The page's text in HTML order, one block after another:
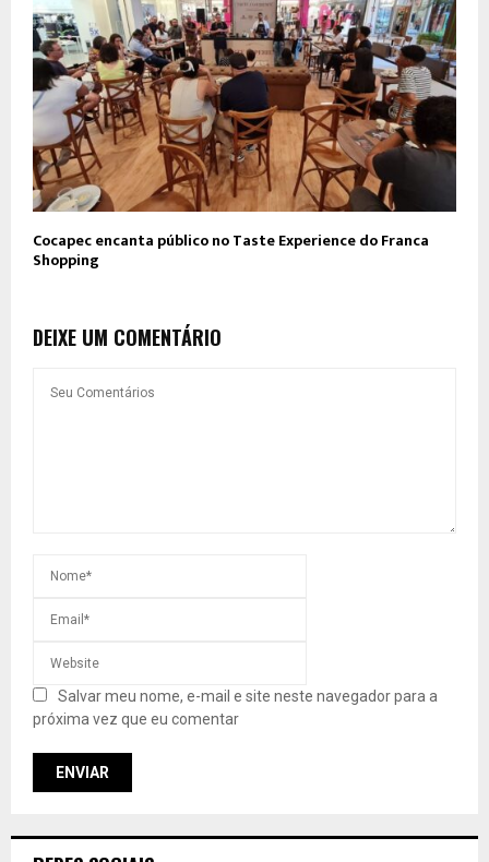
Cocapec encanta público no Taste Experience do Franca
Shopping
DEIXE UM COMENTÁRIO
Salvar meu nome, e-mail e site neste navegador para a
próxima vez que eu comentar